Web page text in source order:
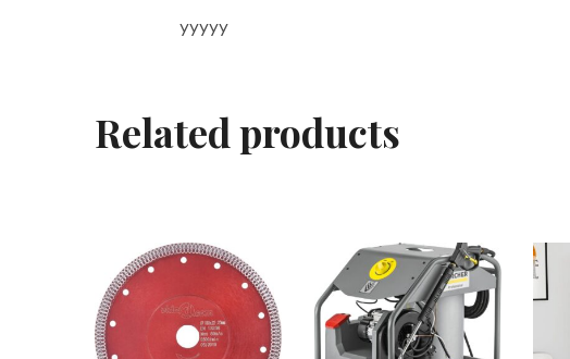
yyyyy
Related products